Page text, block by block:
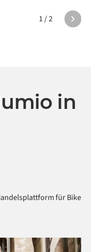
1 / 2
in
für Bike